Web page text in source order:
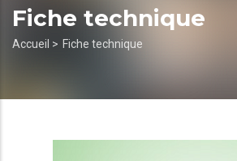
Fiche technique
Fil
Accueil > Fiche technique